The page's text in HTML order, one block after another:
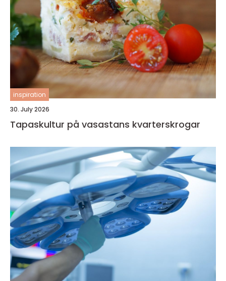
inspiration
30. July 2026
Tapaskultur på vasastans kvarterskrogar